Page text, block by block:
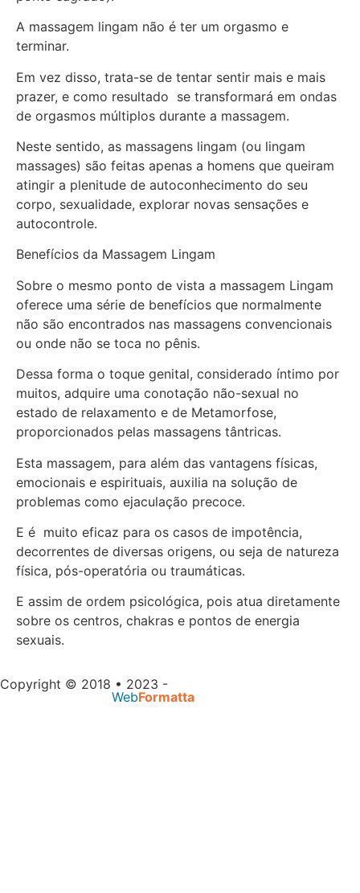
A massagem lingam não é ter um orgasmo e
terminar.
Em vez disso, trata-se de tentar sentir mais e mais
prazer, e como resultado se transformará em ondas
de orgasmos múltiplos durante a massagem.
Neste sentido, as massagens lingam (ou lingam
massages) são feitas apenas a homens que queiram
atingir a plenitude de autoconhecimento do seu
corpo, sexualidade, explorar novas sensações e
autocontrole.
Benefícios da Massagem Lingam
Sobre o mesmo ponto de vista a massagem Lingam
oferece uma série de benefícios que normalmente
não são encontrados nas massagens convencionais
ou onde não se toca no pênis.
Dessa forma o toque genital, considerado íntimo por
muitos, adquire uma conotação não-sexual no
estado de relaxamento e de Metamorfose,
proporcionados pelas massagens tântricas.
Esta massagem, para além das vantagens físicas,
emocionais e espirituais, auxilia na solução de
problemas como ejaculação precoce.
E é muito eficaz para os casos de impotência,
decorrentes de diversas origens, ou seja de natureza
física, pós-operatória ou traumáticas.
E assim de ordem psicológica, pois atua diretamente
sobre os centros, chakras e pontos de energia
sexuais.
Copyright © 2018 • 2023 -
Desenvolvido por
WebFormatta